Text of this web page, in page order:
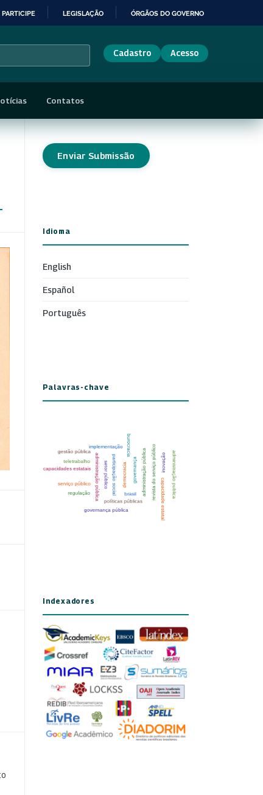
PARTICIPE LEGISLAÇÃO ÓRGÃOS DO GOVERNO
Cadastro Acesso
Contatos
Enviar Submissão
Idioma
English
Español
Português
Palavras-chave
Indexadores